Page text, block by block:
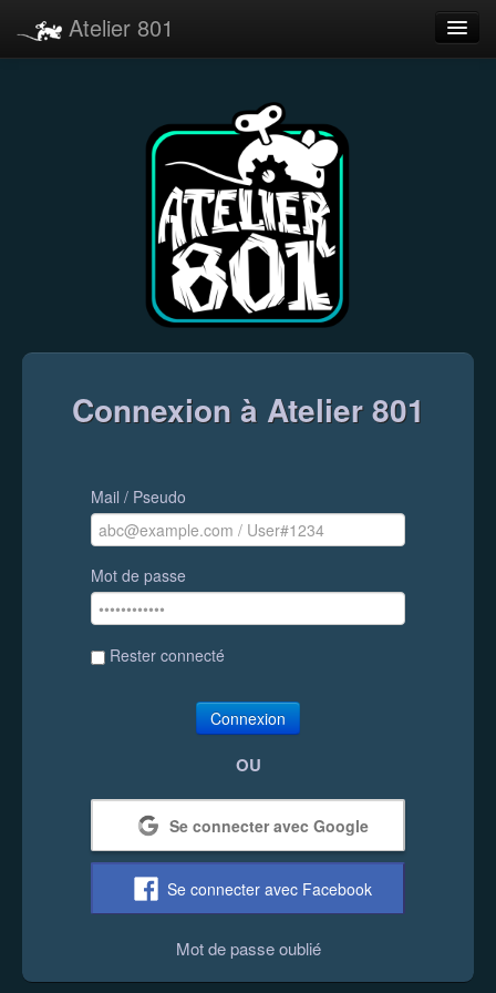
Atelier 801
Connexion à Atelier 801
Mail / Pseudo
Mot de passe
Rester connecté
Connexion
OU
Se connecter avec Google
Se connecter avec Facebook
Mot de passe oublié